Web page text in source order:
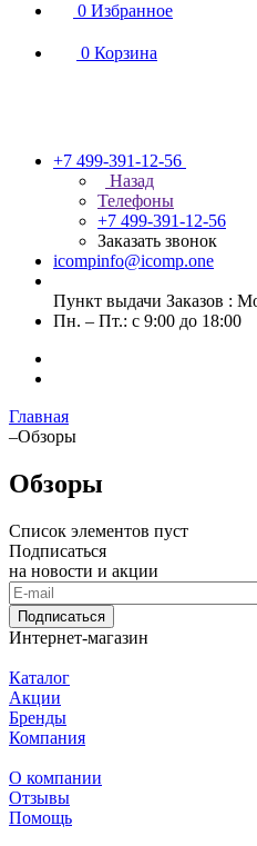
0 Избранное
0 Корзина
+7 499-391-12-56
Назад
Телефоны
+7 499-391-12-56
Заказать звонок
icompinfo@icomp.one
Пункт выдачи Заказов :
Пн. – Пт.: с 9:00 до 18:00
Главная
–Обзоры
Обзоры
Список элементов пуст
Подписаться
на новости и акции
Подписаться
Интернет-магазин
Каталог
Акции
Бренды
Компания
О компании
Отзывы
Помощь